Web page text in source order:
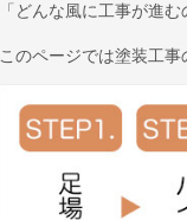
「どんな風に工事が進
このページでは塗装工